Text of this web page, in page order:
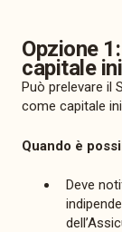
Opzione
capitale
Può prelevare il
come capitale
Quando è
Deve